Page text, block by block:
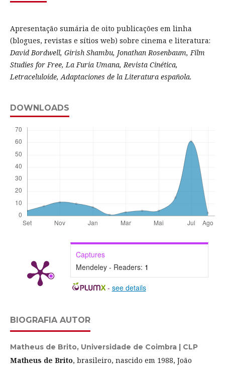
Apresentação sumária de oito publicações em linha
(blogues, revistas e sítios web) sobre cinema e literatura:
David Bordwell, Girish Shambu, Jonathan Rosenbaum, Film
Studies for Free, La Furia Umana, Revista Cinética,
Letraceluloide, Adaptaciones de la Literatura española.
DOWNLOADS
Captures
Mendeley - Readers: 1
- see details
BIOGRAFIA AUTOR
Matheus de Brito, Universidade de Coimbra | CLP
Matheus de Brito, brasileiro, nascido em 1988, João